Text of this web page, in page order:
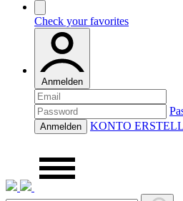
Check your favorites
Anmelden
Anmelden KONTO